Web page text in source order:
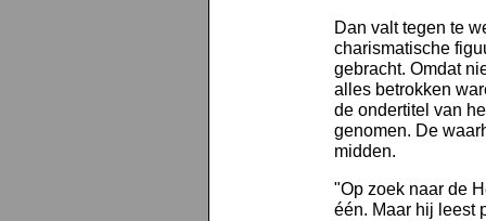
Dan valt tegen te
charismatische
gebracht. Omdat
alles betrokken
de ondertitel van
genomen. De
midden.
"Op zoek naar de
één. Maar hij leest